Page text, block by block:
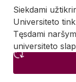
Siekdami
Universiteto
Tęsdami
universiteto